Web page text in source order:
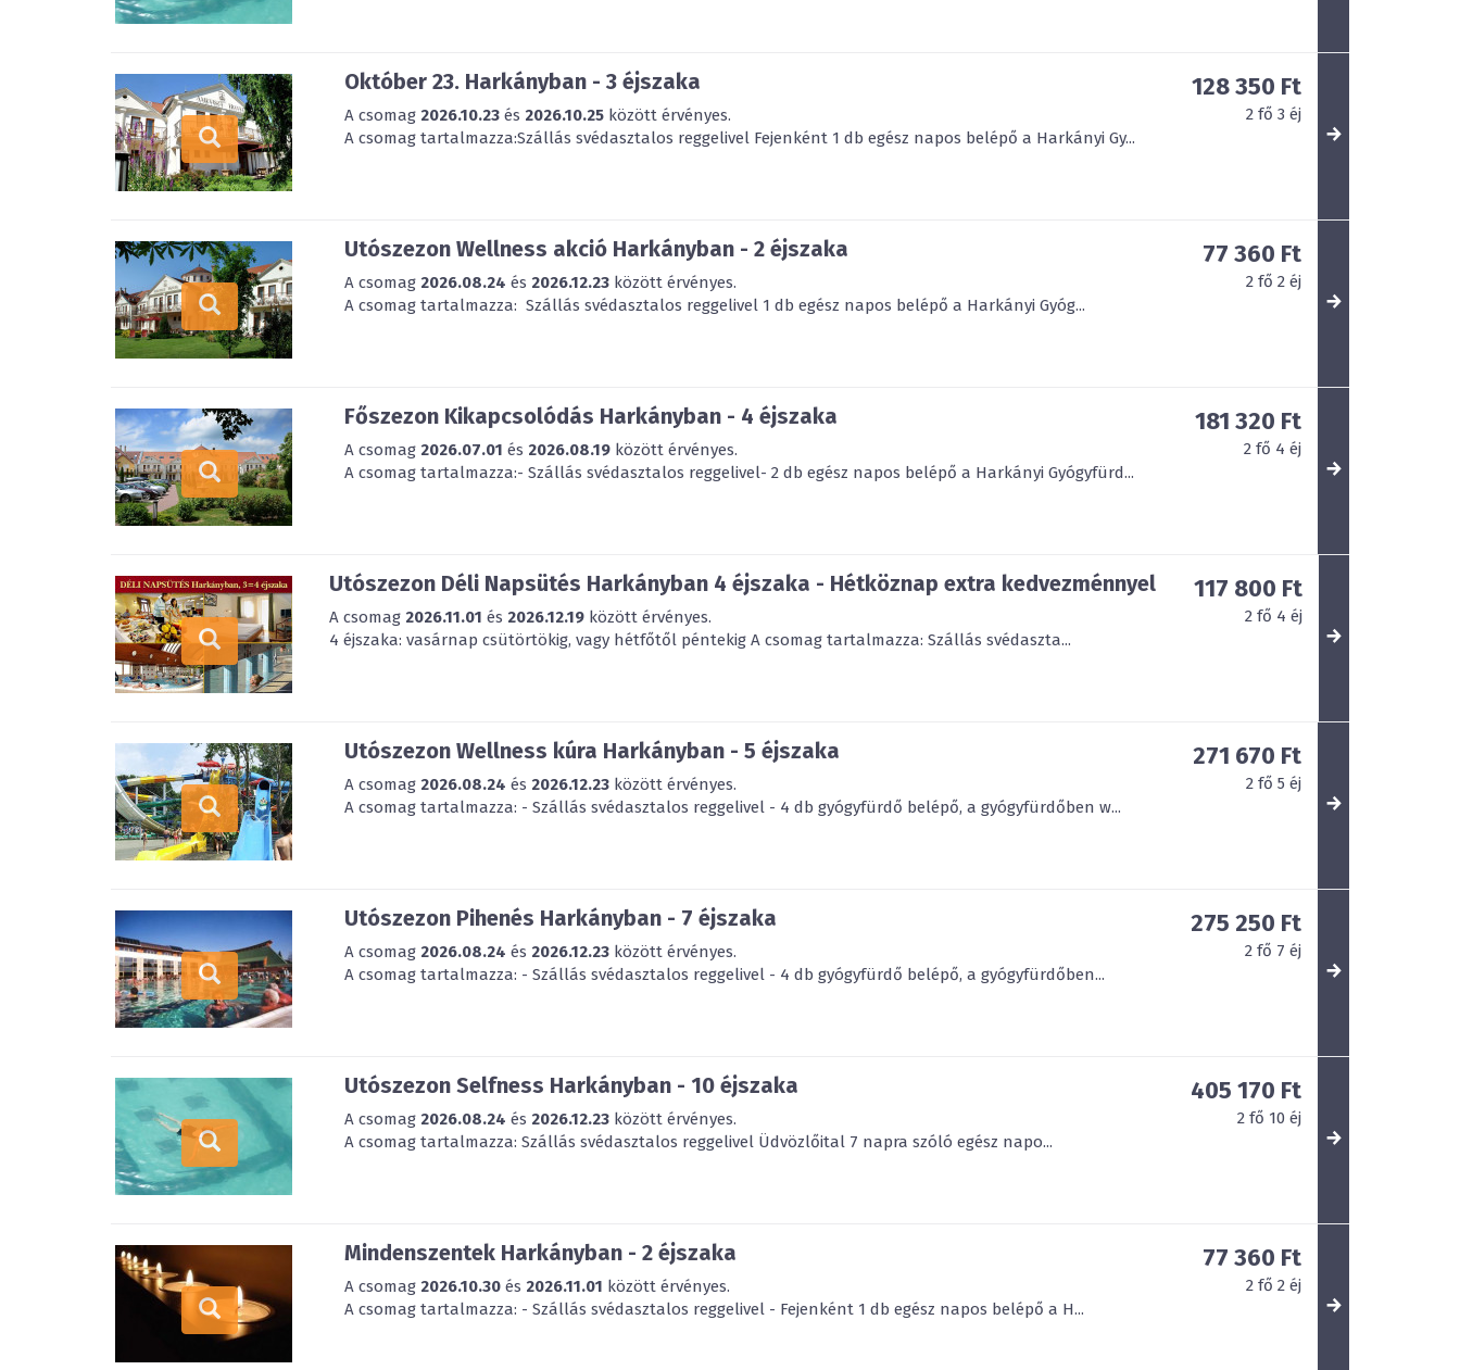
Október 23. Harkányban - 3 éjszaka
A csomag 2026.10.23 és 2026.10.25 között érvényes.
A csomag tartalmazza:Szállás svédasztalos reggelivel Fejenként 1 db egész napos belépő a Harkányi Gy...
128 350 Ft
2 fő 3 éj
Utószezon Wellness akció Harkányban - 2 éjszaka
A csomag 2026.08.24 és 2026.12.23 között érvényes.
A csomag tartalmazza: Szállás svédasztalos reggelivel 1 db egész napos belépő a Harkányi Gyóg...
77 360 Ft
2 fő 2 éj
Főszezon Kikapcsolódás Harkányban - 4 éjszaka
A csomag 2026.07.01 és 2026.08.19 között érvényes.
A csomag tartalmazza:- Szállás svédasztalos reggelivel- 2 db egész napos belépő a Harkányi Gyógyfürd...
181 320 Ft
2 fő 4 éj
Utószezon Déli Napsütés Harkányban 4 éjszaka - Hétköznap extra kedvezménnyel
A csomag 2026.11.01 és 2026.12.19 között érvényes.
4 éjszaka: vasárnap csütörtökig, vagy hétfőtől péntekig A csomag tartalmazza: Szállás svédaszta...
117 800 Ft
2 fő 4 éj
Utószezon Wellness kúra Harkányban - 5 éjszaka
A csomag 2026.08.24 és 2026.12.23 között érvényes.
A csomag tartalmazza: - Szállás svédasztalos reggelivel - 4 db gyógyfürdő belépő, a gyógyfürdőben w...
271 670 Ft
2 fő 5 éj
Utószezon Pihenés Harkányban - 7 éjszaka
A csomag 2026.08.24 és 2026.12.23 között érvényes.
A csomag tartalmazza: - Szállás svédasztalos reggelivel - 4 db gyógyfürdő belépő, a gyógyfürdőben...
275 250 Ft
2 fő 7 éj
Utószezon Selfness Harkányban - 10 éjszaka
A csomag 2026.08.24 és 2026.12.23 között érvényes.
A csomag tartalmazza: Szállás svédasztalos reggelivel Üdvözlőital 7 napra szóló egész napo...
405 170 Ft
2 fő 10 éj
Mindenszentek Harkányban - 2 éjszaka
A csomag 2026.10.30 és 2026.11.01 között érvényes.
A csomag tartalmazza: - Szállás svédasztalos reggelivel - Fejenként 1 db egész napos belépő a H...
77 360 Ft
2 fő 2 éj